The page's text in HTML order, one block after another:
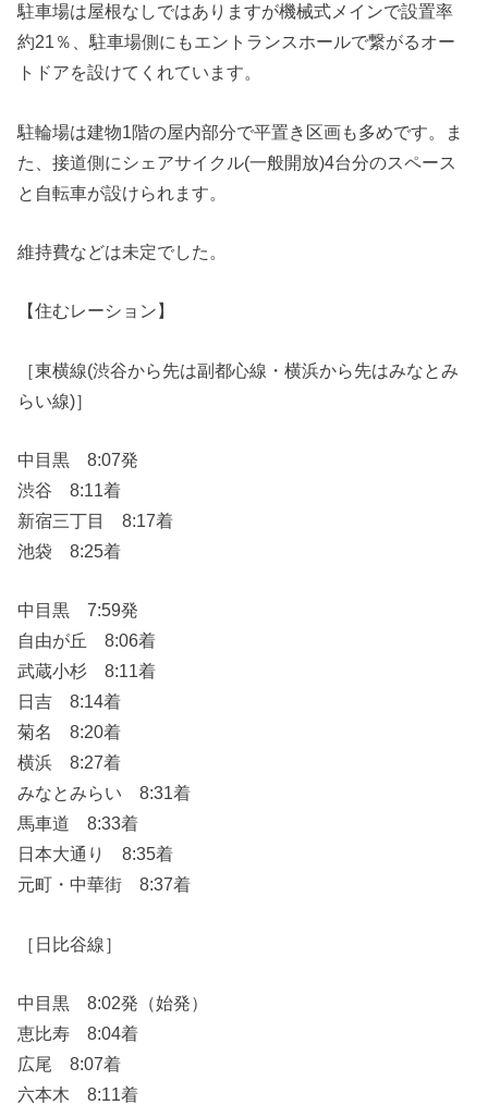
駐車場は屋根なしではありますが機械式メインで設置率
約21％、駐車場側にもエントランスホールで繋がるオー
トドアを設けてくれています。
駐輪場は建物1階の屋内部分で平置き区画も多めです。ま
た、接道側にシェアサイクル(一般開放)4台分のスペース
と自転車が設けられます。
維持費などは未定でした。
【住むレーション】
［東横線(渋谷から先は副都心線・横浜から先はみなとみ
らい線)］
中目黒 8:07発
渋谷 8:11着
新宿三丁目 8:17着
池袋 8:25着
中目黒 7:59発
自由が丘 8:06着
武蔵小杉 8:11着
日吉 8:14着
菊名 8:20着
横浜 8:27着
みなとみらい 8:31着
馬車道 8:33着
日本大通り 8:35着
元町・中華街 8:37着
［日比谷線］
中目黒 8:02発（始発）
恵比寿 8:04着
広尾 8:07着
六本木 8:11着